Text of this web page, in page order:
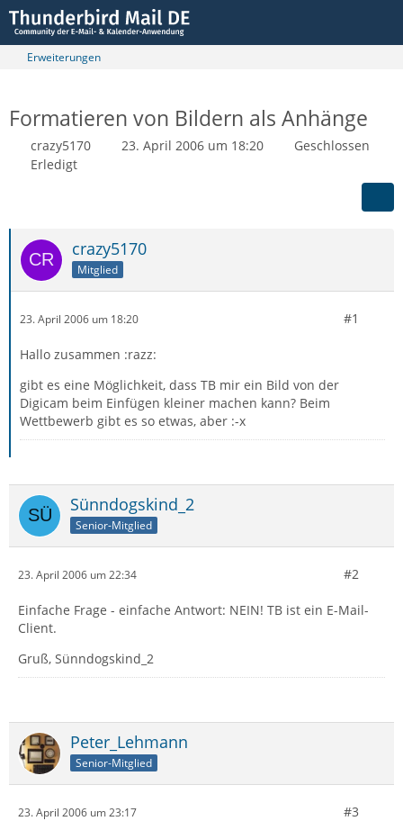
Erweiterungen
Formatieren von Bildern als Anhänge
crazy5170 23. April 2006 um 18:20
Geschlossen
Erledigt
crazy5170
Mitglied
23. April 2006 um 18:20 #1
Hallo zusammen :razz:
gibt es eine Möglichkeit, dass TB mir ein Bild von der
Digicam beim Einfügen kleiner machen kann? Beim
Wettbewerb gibt es so etwas, aber :-x
Sünndogskind_2
Senior-Mitglied
23. April 2006 um 22:34 #2
Einfache Frage - einfache Antwort: NEIN! TB ist ein E-Mail-
Client.
Gruß, Sünndogskind_2
Peter_Lehmann
Senior-Mitglied
23. April 2006 um 23:17 #3